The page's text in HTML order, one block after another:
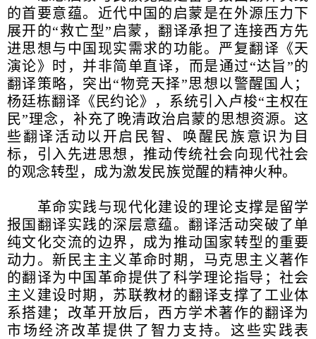
的首要意蕴。近代中国的启蒙是在外源压力下
展开的“救亡型”启蒙，翻译承担了连接西方先
进思想与中国现实需求的功能。严复翻译《天
演论》时，并非简单直译，而是通过“达旨”的
翻译策略，突出“物竞天择”思想以警醒国人；
杨廷栋翻译《民约论》，系统引入卢梭“主权在
民”理念，补充了晚清政治启蒙的思想资源。这
些翻译活动以开启民智、唤醒民族意识为目
标，引入先进思想，推动传统社会向现代社会
的观念转型，成为激发民族觉醒的精神火种。
革命实践与现代化建设的理论支撑是留学
报国翻译实践的深层意蕴。翻译活动突破了单
纯文化交流的边界，成为推动国家转型的重要
动力。新民主主义革命时期，马克思主义著作
的翻译为中国革命提供了科学理论指导；社会
主义建设时期，苏联教材的翻译支撑了工业体
系搭建；改革开放后，西方学术著作的翻译为
市场经济改革提供了智力支持。这些实践表